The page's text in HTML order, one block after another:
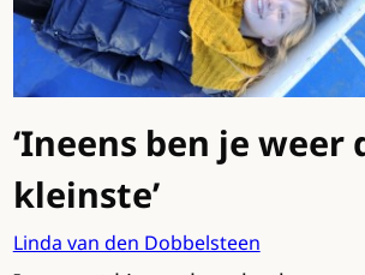
‘Ineens ben je weer
kleinste’
Linda van den Dobbelsteen